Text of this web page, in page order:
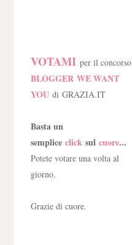
VOTAMI per il concorso
BLOGGER WE WANT
YOU di GRAZIA.IT
Basta un
sempliceclick sulcuore...
Potete votare una volta al
giorno.
Grazie di cuore.